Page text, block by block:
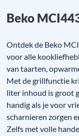
Beko
Ontdek de Beko
voor alle
van taarten,
Met de grillfunctie
liter inhoud is groot
handig als je voor
scharnieren zorgen
Zelfs met volle